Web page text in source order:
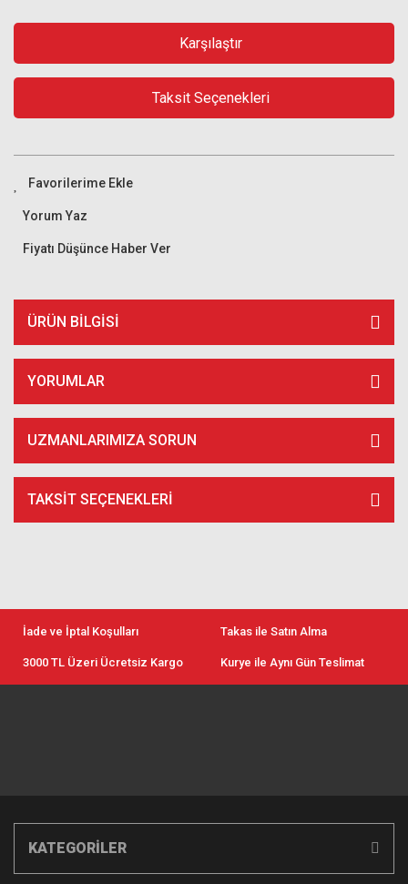
Karşılaştır
Taksit Seçenekleri
Yorum Yaz
Fiyatı Düşünce Haber Ver
ÜRÜN BILGISI
YORUMLAR
UZMANLARIMIZA SORUN
TAKSIT SEÇENEKLERI
İade ve İptal Koşulları Takas ile Satın Alma
3000 TL Üzeri Ücretsiz Kargo Kurye ile Aynı Gün Teslimat
KATEGORİLER